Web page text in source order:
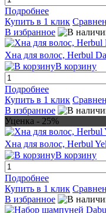
Подробнее
Купить в 1 клик
В избранное
Хна для волос, Herbul
В корзину
Подробнее
Купить в 1 клик
В избранное
Уценка - 25%
Хна для волос, Herbul
В корзину
Подробнее
Купить в 1 клик
В избранное